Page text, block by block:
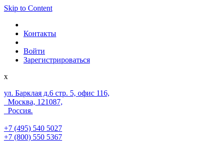
Skip to Content
Контакты
Войти
Зарегистрироваться
x
ул. Барклая д.6 стр. 5, офис 116,
Москва, 121087,
Россия.
+7 (495) 540 5027
+7 (800) 550 5367